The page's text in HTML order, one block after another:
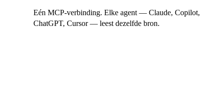
Eén MCP-verbinding. Elke agent — Claude, Copilot,
ChatGPT, Cursor — leest dezelfde bron.